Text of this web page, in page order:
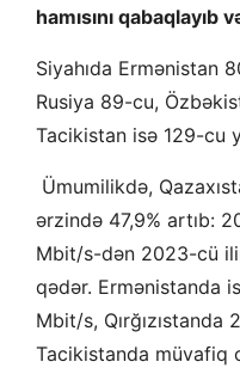
hamısını
Siyahıda Ermənistan
Rusiya 89-cu,
Tacikistan isə 129-cu
Ümumilikdə,
ərzində 47,9% artıb:
Mbit/s-dən 2023-cü
qədər. Ermənistanda
Mbit/s,
Tacikistanda müvafiq